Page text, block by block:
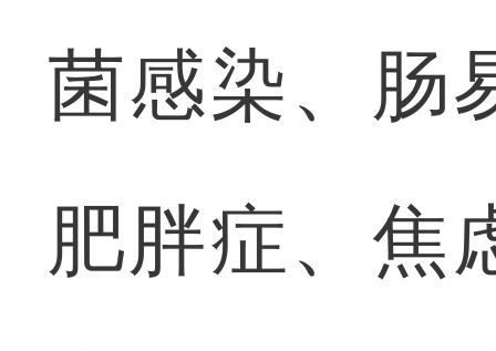
菌感染、肠
肥胖症、焦